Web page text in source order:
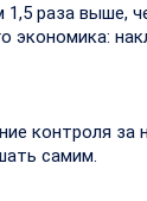
1,5 раза выше,
экономика:
контроля за
самим.